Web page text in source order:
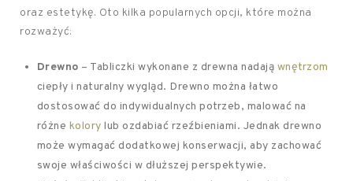
oraz estetykę. Oto kilka popularnych opcji, które można
rozważyć:
Drewno – Tabliczki wykonane z drewna nadają wnętrzom
ciepły i naturalny wygląd. Drewno można łatwo
dostosować do indywidualnych potrzeb, malować na
różne kolory lub ozdabiać rzeźbieniami. Jednak drewno
może wymagać dodatkowej konserwacji, aby zachować
swoje właściwości w dłuższej perspektywie.